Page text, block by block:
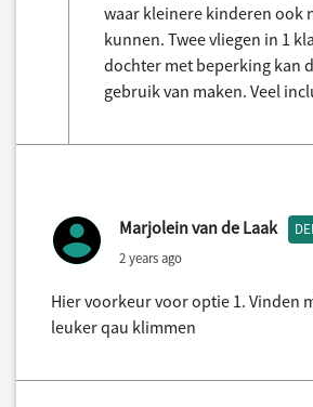
waar kleinere kinderen ook
kunnen. Twee vliegen in 1
dochter met beperking kan
gebruik van maken. Veel
Marjolein van de Laak
2 years ago
Hier voorkeur voor optie 1. Vinden
leuker qau klimmen